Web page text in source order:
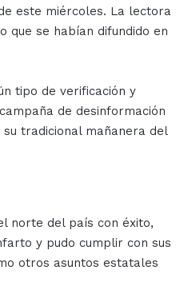
este miércoles. La lectora
que se habían difundido en
tipo de verificación y
de desinformación
tradicional mañanera del
norte del país con éxito,
y pudo cumplir con sus
otros asuntos estatales